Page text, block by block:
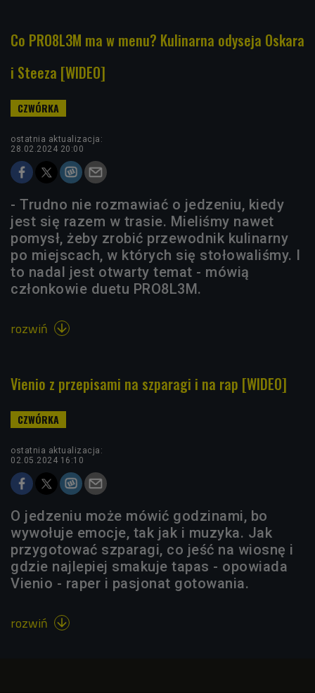
Co PRO8L3M ma w menu? Kulinarna odyseja Oskara
i Steeza [WIDEO]
ostatnia aktualizacja:
28.02.2024 20:00
- Trudno nie rozmawiać o jedzeniu, kiedy
jest się razem w trasie. Mieliśmy nawet
pomysł, żeby zrobić przewodnik kulinarny
po miejscach, w których się stołowaliśmy. I
to nadal jest otwarty temat - mówią
członkowie duetu PRO8L3M.
rozwiń 
Vienio z przepisami na szparagi i na rap [WIDEO]
ostatnia aktualizacja:
02.05.2024 16:10
O jedzeniu może mówić godzinami, bo
wywołuje emocje, tak jak i muzyka. Jak
przygotować szparagi, co jeść na wiosnę i
gdzie najlepiej smakuje tapas - opowiada
Vienio - raper i pasjonat gotowania.
rozwiń 